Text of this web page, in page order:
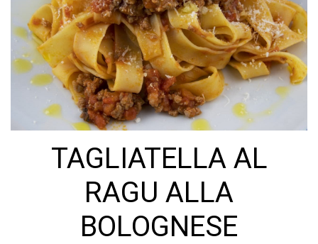
TAGLIATELLA AL
RAGU ALLA
BOLOGNESE